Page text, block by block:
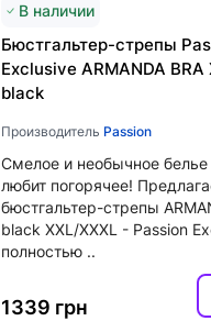
В наличии
Бюстгальтер-стрепы
Exclusive ARMANDA BRA
black
Производитель Passion
Смелое и необычное белье
любит погорячее!
бюстгальтер-стрепы
black XXL/XXXL - Passion
полностью ..
1339 грн